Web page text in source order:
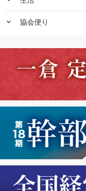
keyboard_arrow_down 協会便り